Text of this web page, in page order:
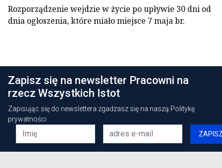
Rozporządzenie wejdzie w życie po upływie 30 dni od
dnia ogłoszenia, które miało miejsce 7 maja br.
Zapisz się na newsletter Pracowni na
rzecz Wszystkich Istot
Zapisując się do newslettera zgadzasz się na naszą Politykę
prywatności